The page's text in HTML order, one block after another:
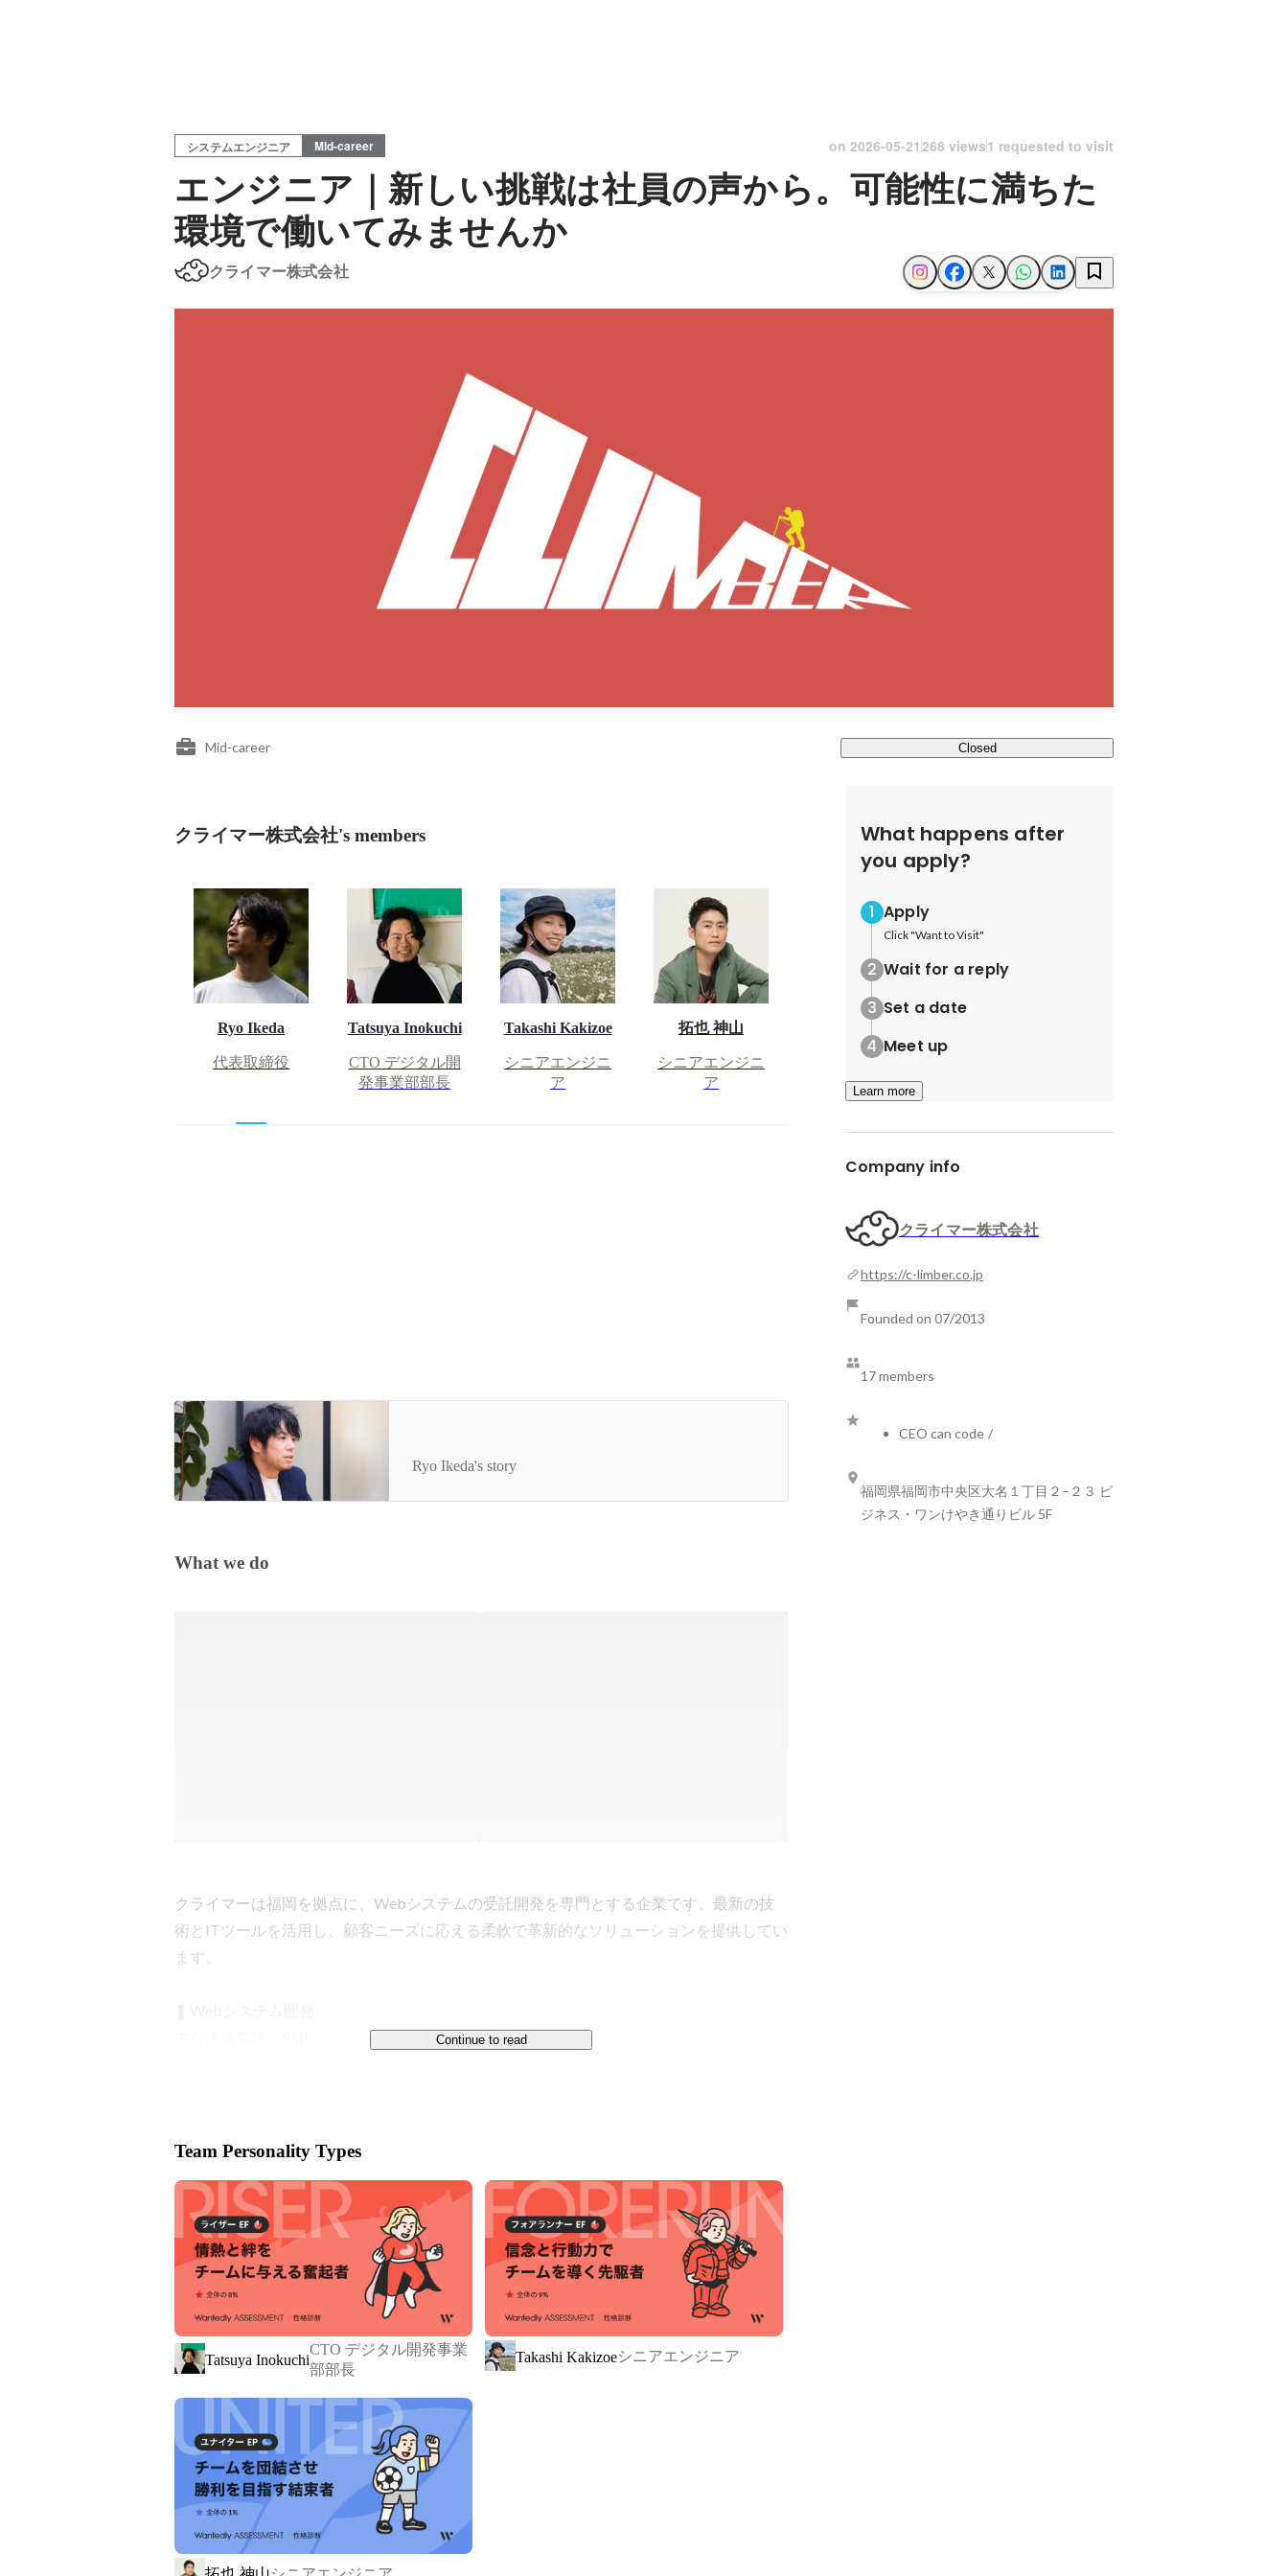
システムエンジニア Mid-career on 2026-05-21 268 views1 requested to visit
エンジニア｜新しい挑戦は社員の声から。可能性に満ちた
環境で働いてみませんか
クライマー株式会社
Mid-career Closed
クライマー株式会社's members
Ryo Ikeda
代表取締役
Tatsuya Inokuchi
CTO デジタル開
発事業部部長
Takashi Kakizoe
シニアエンジニ
ア
拓也 神山
シニアエンジニ
ア
作っていきたい”クライマーの求める人物とは？
Ryo Ikeda's story
What we do
クライマーは福岡を拠点に、Webシステムの受託開発を専門とする企業です。最新の技
術とITツールを活用し、顧客ニーズに応える柔軟で革新的なソリューションを提供してい
ます。
す。
PHPでの開発案件が中心とはなりますが、最近ではReactやNext.JSなどの相談も増えてお
りフロントエンドでの開発も取り組んでいます。
また、WordpressやEC-CUBEなどのオープンソースのカスタマイズや、Shopifyのアプリ
開発など、多様な案件を手掛けています。各案件に適した技術選定を行い、クライアント
に最適なソリューションを提供しています。
❚ クライマーのエンジニア
クライマーのエンジニアは、プロジェクト全体にわたって積極的に関わり、要望・要件定
義から技術選定、実装、そしてプロジェクトマネジメントに至るまで幅広い業務を担当し
ます。 社内の風通しがよく、リモートワークを取り入れつつ、社内での積極的なコミュ
ニケーションを通じて開発を行っています。問題があればいつでも気軽に相談し、解決策
を共有することができる支援体制が整っています。
Continue to read
Team Personality Types
Tatsuya Inokuchi
CTO デジタル開発事業
部部長
Takashi Kakizoeシニアエンジニア
What happens after
you apply?
Apply
Click "Want to Visit"
Wait for a reply
Set a date
Meet up
Learn more
Company info
クライマー株式会社
https://c-limber.co.jp
Founded on 07/2013
17 members
CEO can code /
福岡県福岡市中央区大名１丁目２−２３ ビ
ジネス・ワンけやき通りビル 5F